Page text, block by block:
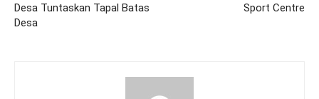
Desa Tuntaskan Tapal Batas
Desa
Sport Centre